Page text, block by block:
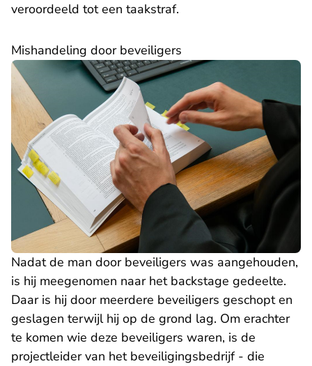
veroordeeld tot een taakstraf.
Mishandeling door beveiligers
Nadat de man door beveiligers was aangehouden,
is hij meegenomen naar het backstage gedeelte.
Daar is hij door meerdere beveiligers geschopt en
geslagen terwijl hij op de grond lag. Om erachter
te komen wie deze beveiligers waren, is de
projectleider van het beveiligingsbedrijf - die